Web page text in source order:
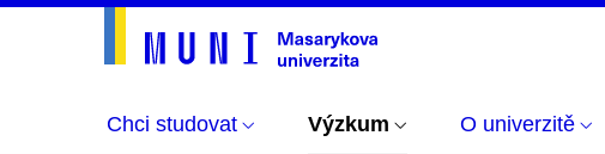
Chci studovat Výzkum O univerzitě